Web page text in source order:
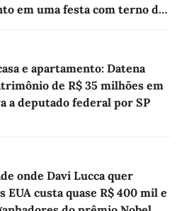
em uma festa com terno de
e apartamento: Datena
de R$ 35 milhões em
a deputado federal por SP
onde Davi Lucca quer
EUA custa quase R$ 400 mil e